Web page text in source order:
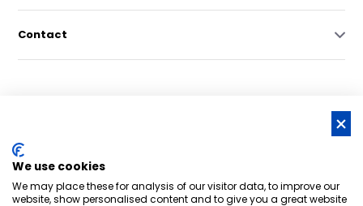
Contact
Nederlands grootste online watersportwinkel | Bootschappen
Watersport8,6- 6.043 reviews
We use cookies
We may place these for analysis of our visitor data, to improve our
website, show personalised content and to give you a great website